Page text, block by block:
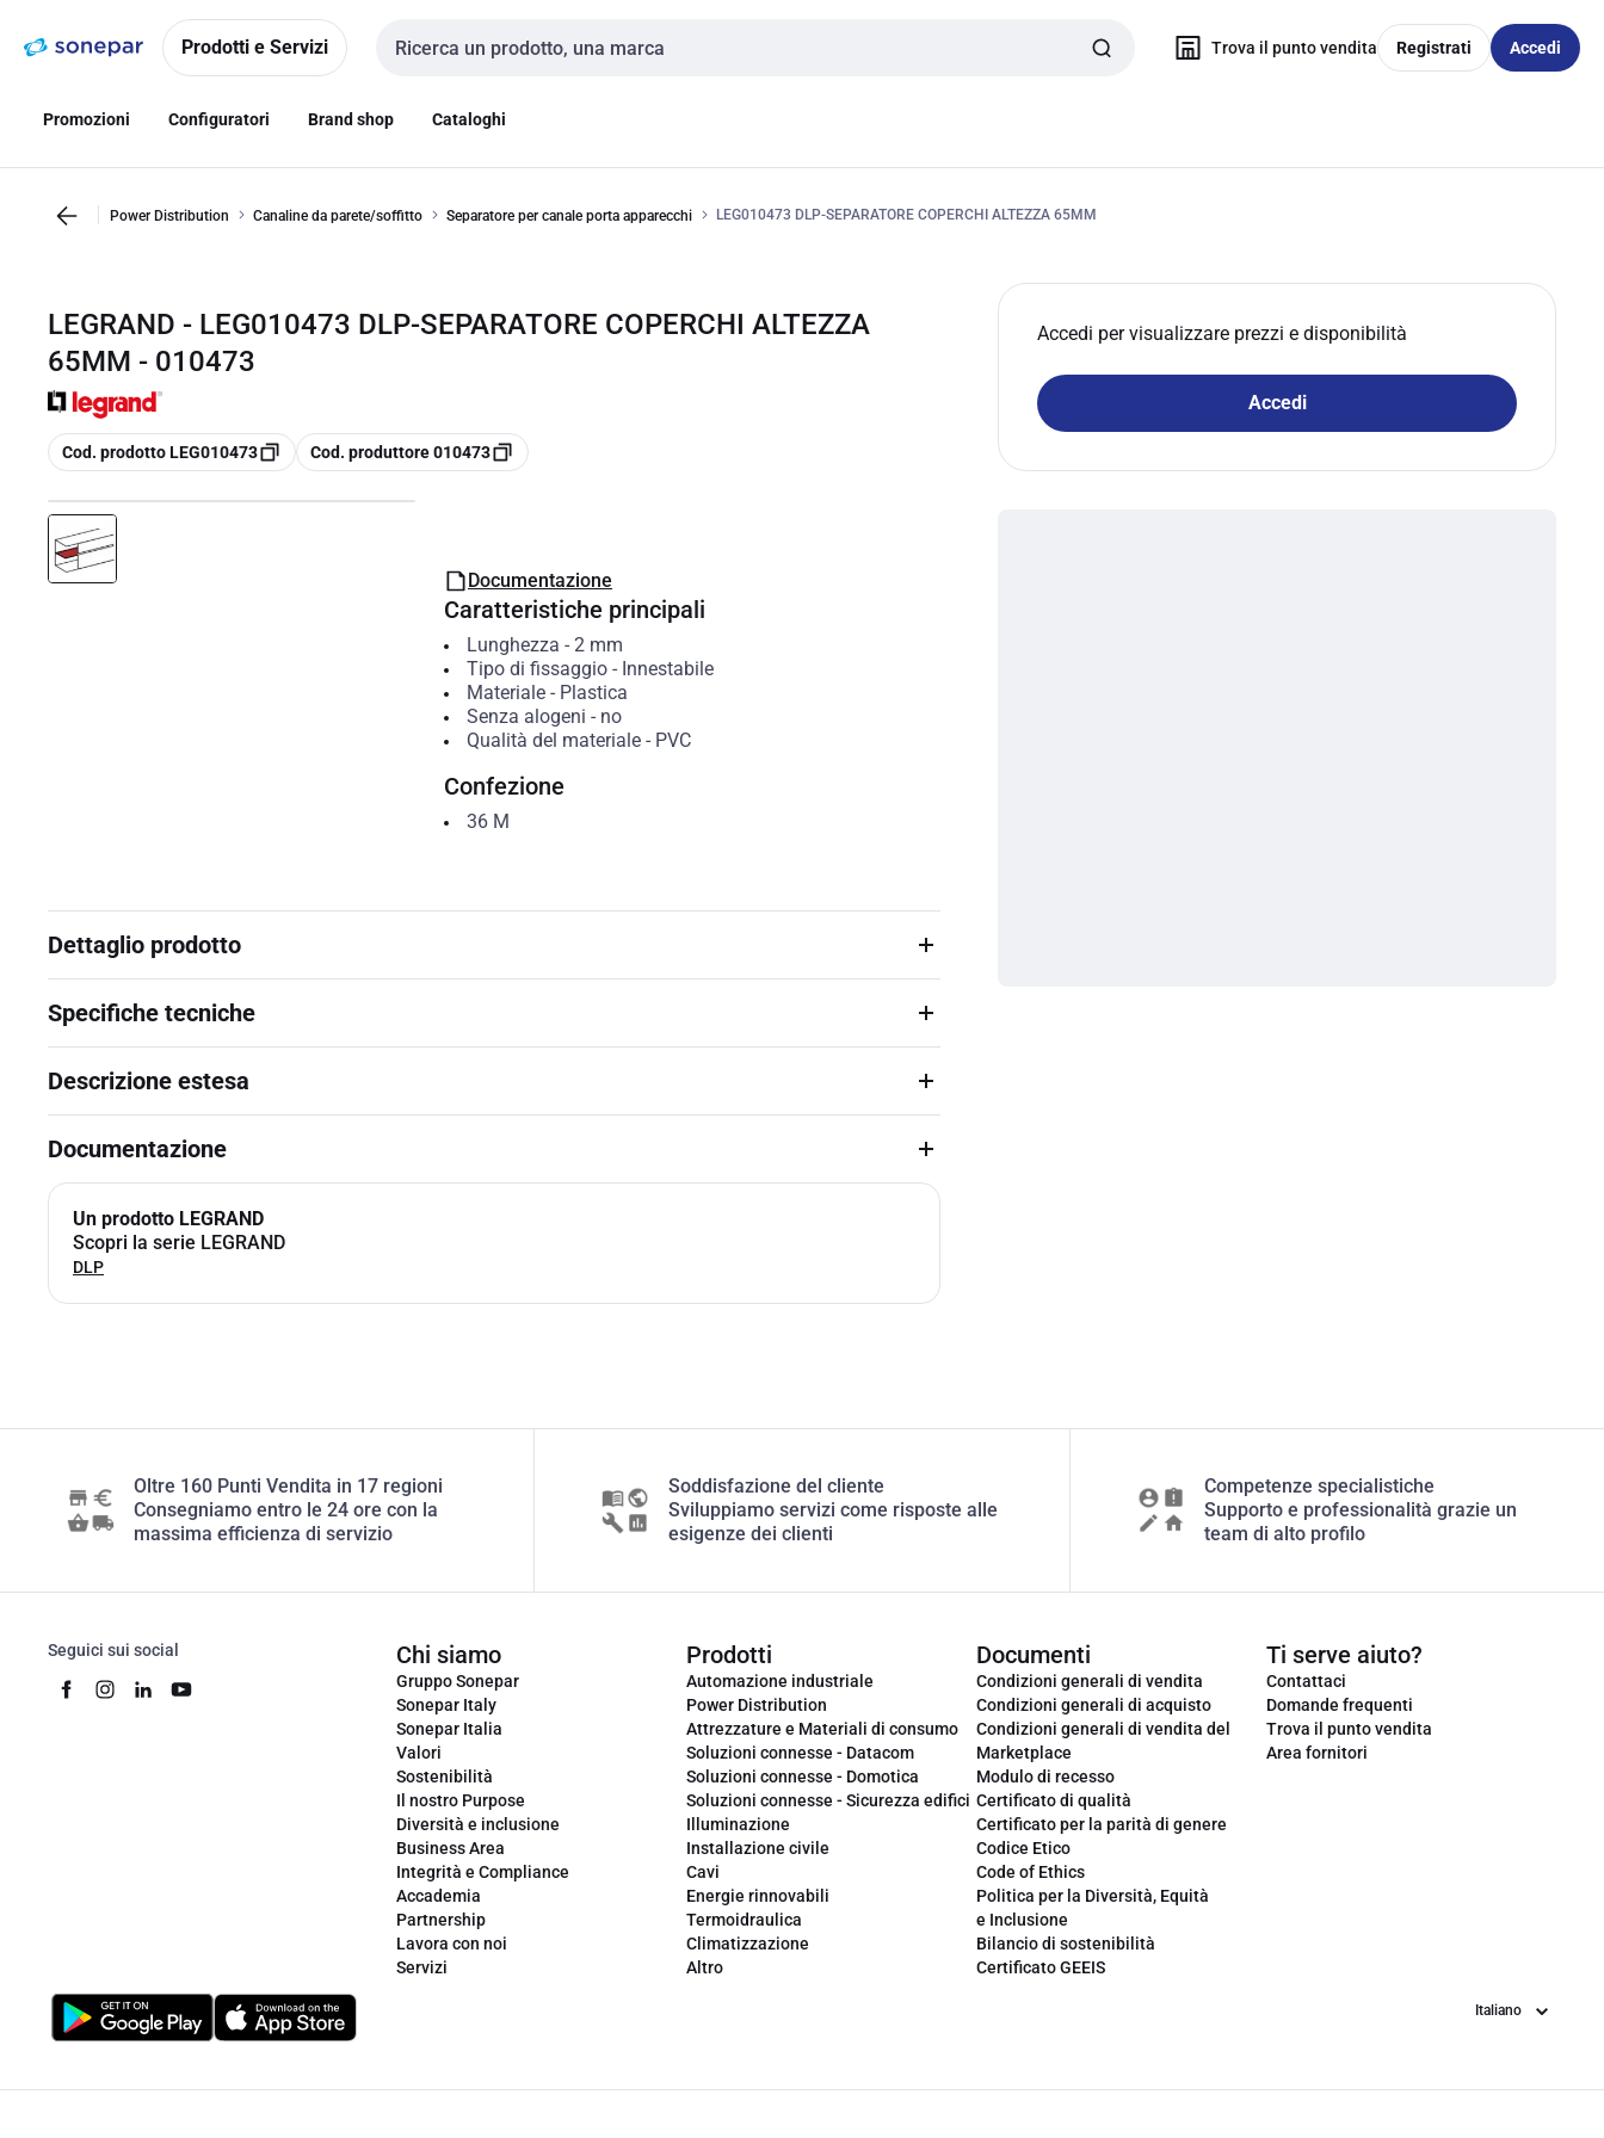
navigazionealla
Prodotti e Servizi
Cerca input
Trova il punto vendita Registrati Accedi
Promozioni Configuratori Brand shop Cataloghi
Power Distribution Canaline da parete/soffitto Separatore per canale porta apparecchi LEG010473 DLP-SEPARATORE COPERCHI ALTEZZA 65MM
LEGRAND - LEG010473 DLP-SEPARATORE COPERCHI ALTEZZA
65MM - 010473
copia
Cod. prodotto LEG010473 copia
Cod. produttore 010473
Accedi per visualizzare prezzi e disponibilità
Accedi
Documentazione
Caratteristiche principali
Lunghezza - 2 mm
Tipo di fissaggio- Innestabile
Materiale- Plastica
Senza alogeni - no
Qualità del materiale- PVC
Confezione
36 M
Dettaglio prodotto
Specifiche tecniche
Descrizione estesa
Documentazione
Un prodotto LEGRAND
Scopri la serie LEGRAND
DLP
Oltre 160 Punti Vendita in 17 regioni
Consegniamo entro le 24 ore con la
massima efficienza di servizio
Soddisfazione del cliente
Sviluppiamo servizi come risposte alle
esigenze dei clienti
Competenze specialistiche
Supporto e professionalità grazie un
team di alto profilo
Seguici sui social Chi siamo
Gruppo Sonepar
Sonepar Italy
Sonepar Italia
Valori
Sostenibilità
Il nostro Purpose
Diversità e inclusione
Business Area
Integrità e Compliance
Accademia
Partnership
Lavora con noi
Servizi
Prodotti
Automazione industriale
Power Distribution
Attrezzature e Materiali di consumo
Soluzioni connesse - Datacom
Soluzioni connesse - Domotica
Soluzioni connesse - Sicurezza edifici
Illuminazione
Installazione civile
Cavi
Energie rinnovabili
Termoidraulica
Climatizzazione
Altro
Documenti
Condizioni generali di vendita
Condizioni generali di acquisto
Condizioni generali di vendita del
Marketplace
Modulo di recesso
Certificato di qualità
Certificato per la parità di genere
Codice Etico
Code of Ethics
Politica per la Diversità, Equità
e Inclusione
Bilancio di sostenibilità
Certificato GEEIS
Ti serve aiuto?
Contattaci
Domande frequenti
Trova il punto vendita
Area fornitori
Lingua